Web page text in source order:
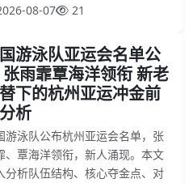
08-07
21
游泳队亚运会名单公
雨霏覃海洋领衔 新老
下的杭州亚运冲金前
析
游泳队公布杭州亚运会名单，张
、覃海洋领衔，新人涌现。本文
分析队伍结构、核心夺金点、对